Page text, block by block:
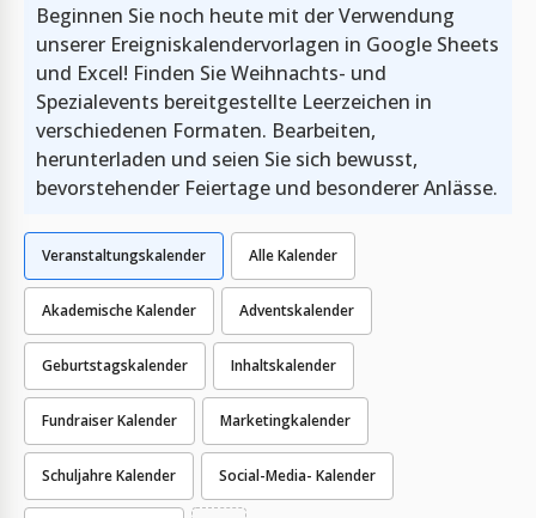
Beginnen Sie noch heute mit der Verwendung
unserer Ereigniskalendervorlagen in Google Sheets
und Excel! Finden Sie Weihnachts- und
Spezialevents bereitgestellte Leerzeichen in
verschiedenen Formaten. Bearbeiten,
herunterladen und seien Sie sich bewusst,
bevorstehender Feiertage und besonderer Anlässe.
Alle Kalender
Akademische Kalender Adventskalender
Geburtstagskalender Inhaltskalender
Veranstaltungskalender
Fundraiser Kalender Marketingkalender
Schuljahre Kalender Social-Media- Kalender